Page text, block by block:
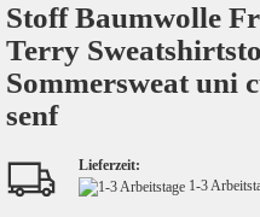
Stoff Baumwolle
Terry
Sommersweat uni
senf
Lieferzeit:
1-3